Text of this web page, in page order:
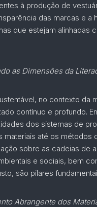
à produção de
das marcas e a
que estejam alinhadas
as Dimensões da
no contexto da
contínuo e profundo.
dos sistemas de
materiais até os métodos
sobre as cadeias de
e sociais, bem
são pilares
Abrangente dos